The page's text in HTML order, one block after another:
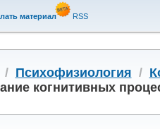
материал RSS
/ Психофизиология /
когнитивных